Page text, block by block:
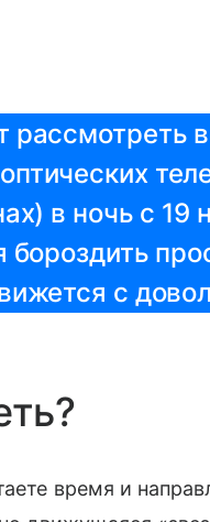
в ночь с 19
бороздить
с
время и